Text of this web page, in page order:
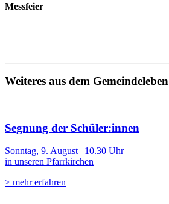
Messfeier
Weiteres aus dem Gemeindeleben
Segnung der Schüler:innen
Sonntag, 9. August | 10.30 Uhr
in unseren Pfarrkirchen
> mehr erfahren